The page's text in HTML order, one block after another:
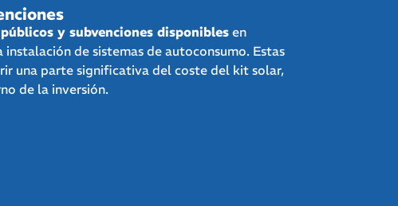
y subvenciones disponibles en
instalación de sistemas de autoconsumo. Estas
una parte significativa del coste del kit solar,
de la inversión.